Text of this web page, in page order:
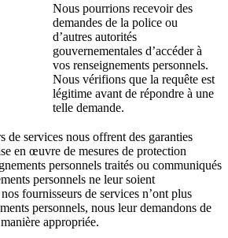
Nous pourrions recevoir des
demandes de la police ou
d’autres autorités
gouvernementales d’accéder à
vos renseignements personnels.
Nous vérifions que la requête est
légitime avant de répondre à une
telle demande.
de services nous offrent des garanties
en œuvre de mesures de protection
personnels traités ou communiqués
personnels ne leur soient
fournisseurs de services n’ont plus
personnels, nous leur demandons de
appropriée.